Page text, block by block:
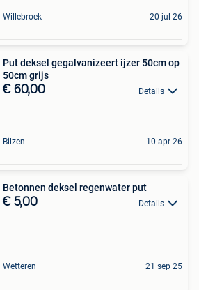
Willebroek 20 jul 26
Put deksel gegalvanizeert ijzer 50cm op
50cm grijs
€ 60,00 Details
Bilzen 10 apr 26
Betonnen deksel regenwater put
€ 5,00 Details
Wetteren 21 sep 25